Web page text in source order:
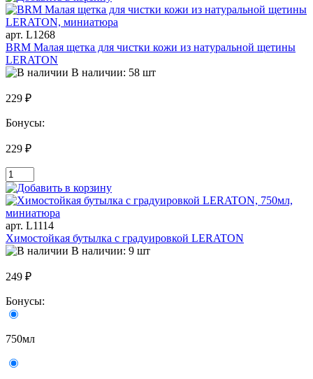
арт. L1268
BRM Малая щетка для чистки кожи из натуральной щетины
LERATON
В наличии: 58 шт
229 ₽
Бонусы:
229 ₽
арт. L1114
Химостойкая бутылка с градуировкой LERATON
В наличии: 9 шт
249 ₽
Бонусы:
750мл